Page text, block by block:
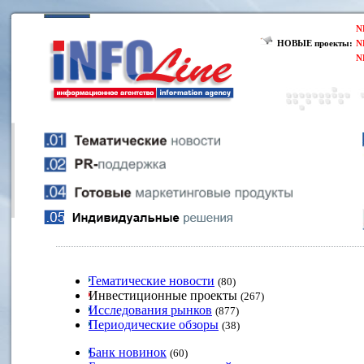
НОВЫЕ проекты:
Тематические новости (80)
Инвестиционные проекты (267)
Исследования рынков (877)
Периодические обзоры (38)
Банк новинок (60)